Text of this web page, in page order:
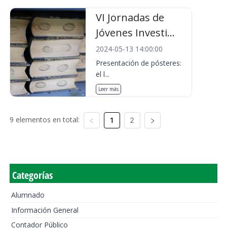
VI Jornadas de
Jóvenes Investi...
2024-05-13 14:00:00
Presentación de pósteres:
el l...
Leer más
9 elementos en total: 1 2
Categorías
Alumnado
Información General
Contador Público